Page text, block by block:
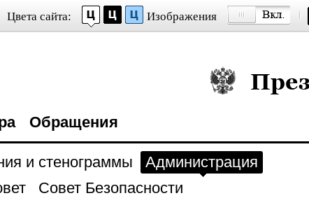
Цвета сайта: Изображения
Президент
Обращения
и стенограммы
Администрация
Совет Безопасности